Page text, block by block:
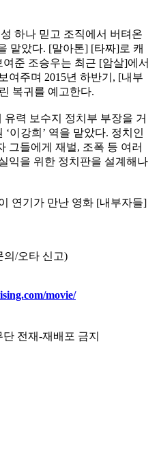
하나 믿고 조직에서 버텨온
맡았다. [말아톤] [타짜]로 캐
준 조승우는 최근 [암살]에서
여주며 2015년 하반기, [내부
복귀를 예고한다.
력 보수지 정치부 부장을 거
이강희’ 역을 맡았다. 정치인
그들에게 재벌, 조폭 등 여러
익을 위한 정치판을 설계해나
연기가 만난 영화 [내부자들]
의/오타 신고)
movie/
전재-재배포 금지